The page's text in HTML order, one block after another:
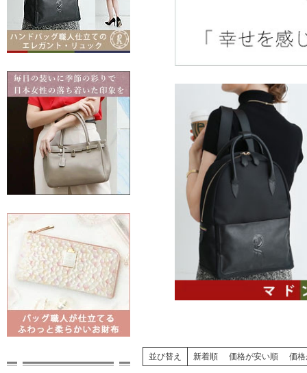
並び替え 新着順 価格が安い順 価